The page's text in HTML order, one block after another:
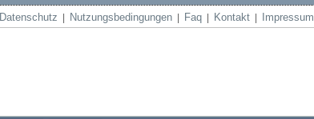
Datenschutz Nutzungsbedingungen Faq Kontakt Impressum